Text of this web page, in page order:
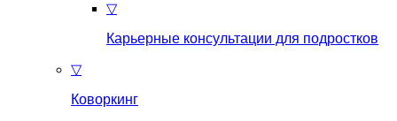
▽
Карьерные консультации для подростков
▽
Коворкинг